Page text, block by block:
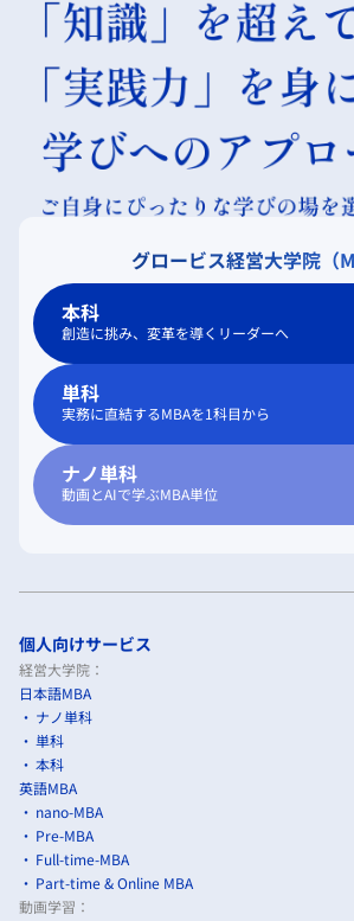
グロービス経営大学院（
本科
創造に挑み、変革を導くリーダーへ
単科
実務に直結するMBAを1科目から
ナノ単科
動画とAIで学ぶMBA単位
個人向けサービス
経営大学院：
日本語MBA
ナノ単科
単科
本科
英語MBA
nano-MBA
Pre-MBA
Full-time-MBA
Part-time & Online MBA
動画学習：